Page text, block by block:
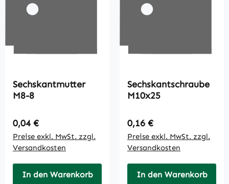
Sechskantmutter
M8-8
Regulärer Preis:
0,04 €
Preise exkl. MwSt. zzgl.
Versandkosten
In den Warenkorb
Sechskantschraube
M10x25
Regulärer Preis:
0,16 €
Preise exkl. MwSt. zzgl.
Versandkosten
In den Warenkorb